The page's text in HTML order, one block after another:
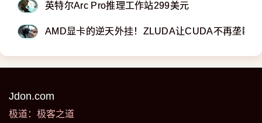
英特尔Arc Pro推理工作站299美元
AMD显卡的逆天外挂！ZLUDA让CUDA不再垄断
Jdon.com
极道：极客之道